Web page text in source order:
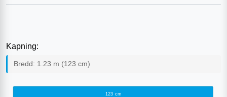
Kapning:
Bredd: 1.23 m (123 cm)
123 cm